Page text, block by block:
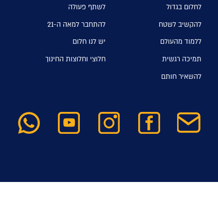
לחלום בגדול
לשתף פעולה
להקשיב לשטח
להתחבר למאה ה-21
ללמוד מהעולם
יש לנו חלום
תמיכה רגשית
חלוצי וחלוצות החינוך
להשאיר חותם